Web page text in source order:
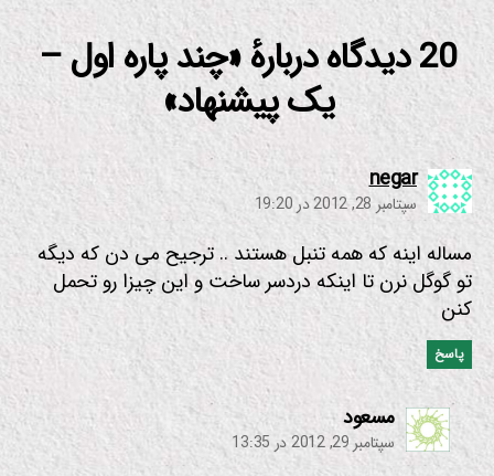
20 دیدگاه دربارهٔ «چند پاره اول –
یک پیشنهاد»
negar
:
سپتامبر 28, 2012 در 19:20
مساله اینه که همه تنبل هستند .. ترجیح می دن که دیگه
تو گوگل نرن تا اینکه دردسر ساخت و این چیزا رو تحمل
کنن
پاسخ
مسعود:
سپتامبر 29, 2012 در 13:35